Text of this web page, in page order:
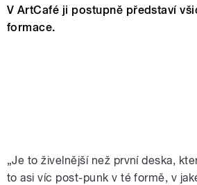
V ArtCafé ji postupně představí
formace.
„Je to živelnější než první deska,
to asi víc post-punk v té formě, v